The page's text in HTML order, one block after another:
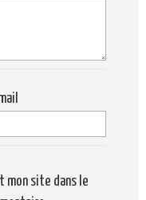
mon site dans le